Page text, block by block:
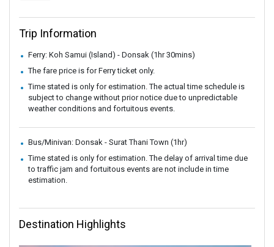
Trip Information
Ferry: Koh Samui (Island) - Donsak (1hr 30mins)
The fare price is for Ferry ticket only.
Time stated is only for estimation. The actual time schedule is
subject to change without prior notice due to unpredictable
weather conditions and fortuitous events.
Bus/Minivan: Donsak - Surat Thani Town (1hr)
Time stated is only for estimation. The delay of arrival time due
to traffic jam and fortuitous events are not include in time
estimation.
Destination Highlights